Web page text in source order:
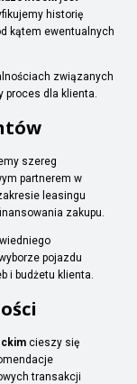
historię
kątem ewentualnych
związanych
proces dla klienta.
szereg
partnerem w
leasingu
zakupu.
pojazdu
i budżetu klienta.
cieszy się
transakcji